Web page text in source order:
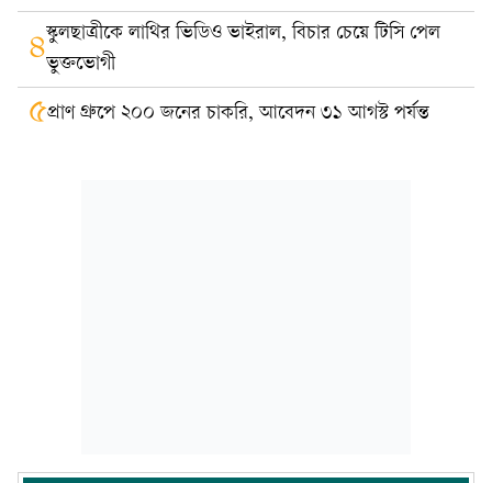
৪স্কুলছাত্রীকে লাথির ভিডিও ভাইরাল, বিচার চেয়ে টিসি পেল
ভুক্তভোগী
৫প্রাণ গ্রুপে ২০০ জনের চাকরি, আবেদন ৩১ আগস্ট পর্যন্ত